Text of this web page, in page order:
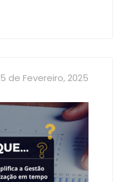
5 de Fevereiro, 2025